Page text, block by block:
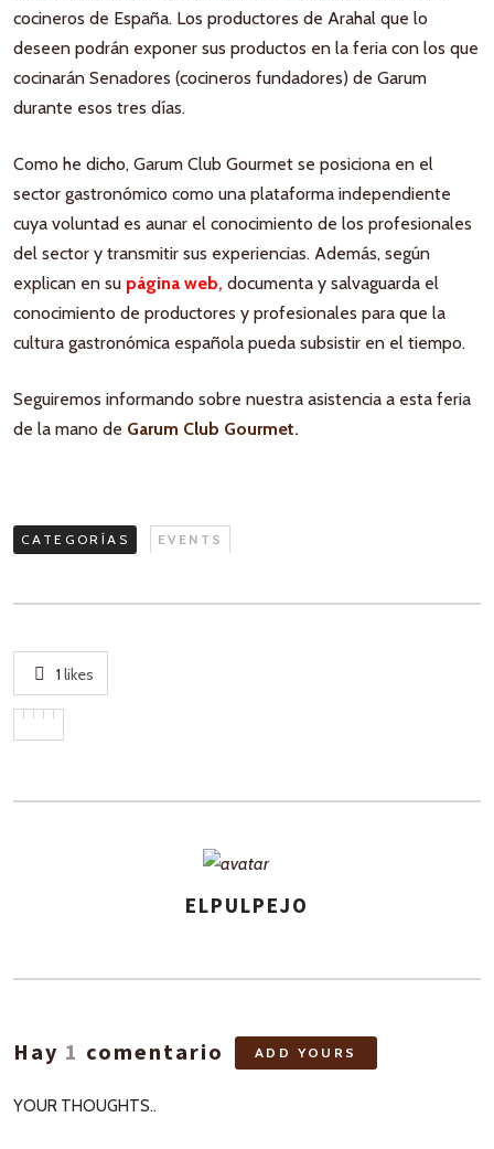
cocineros de España. Los productores de Arahal que lo
deseen podrán exponer sus productos en la feria con los que
cocinarán Senadores (cocineros fundadores) de Garum
durante esos tres días.
Como he dicho, Garum Club Gourmet se posiciona en el
sector gastronómico como una plataforma independiente
cuya voluntad es aunar el conocimiento de los profesionales
del sector y transmitir sus experiencias. Además, según
explican en su página web, documenta y salvaguarda el
conocimiento de productores y profesionales para que la
cultura gastronómica española pueda subsistir en el tiempo.
Seguiremos informando sobre nuestra asistencia a esta feria
de la mano de Garum Club Gourmet.
CATEGORÍAS EVENTS
1 likes
ELPULPEJO
Hay 1 comentario ADD YOURS